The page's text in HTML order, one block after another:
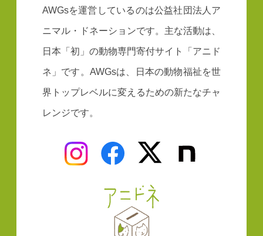
AWGsを運営しているのは公益社団法人ア
ニマル・ドネーションです。主な活動は、
日本「初」の動物専門寄付サイト「アニド
ネ」です。AWGsは、日本の動物福祉を世
界トップレベルに変えるための新たなチャ
レンジです。